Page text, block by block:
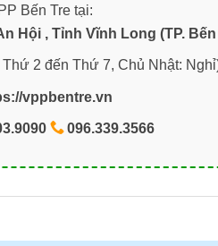
Bến Tre tại:
Hội , Tỉnh Vĩnh Long (TP. Bến
2 đến Thứ 7, Chủ Nhật:
vppbentre.vn
096.339.3566